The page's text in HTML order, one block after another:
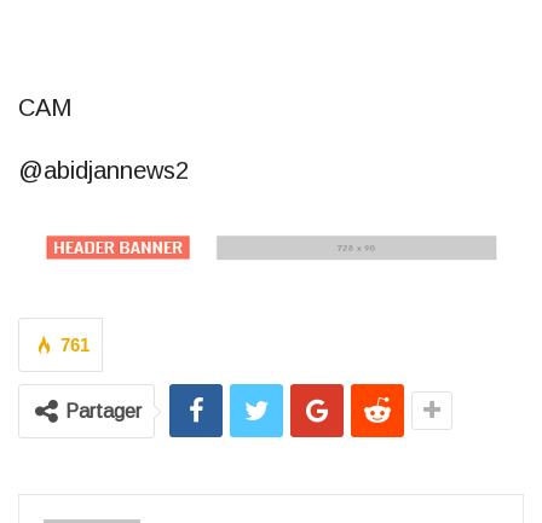
CAM
@abidjannews2
761
Partager